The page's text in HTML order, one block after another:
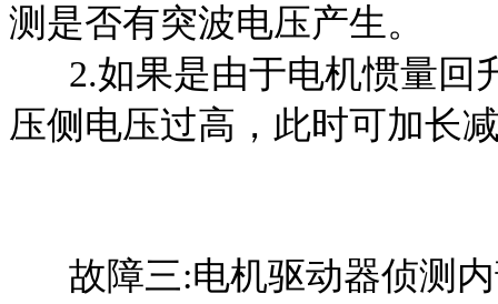
测是否有突波电压产生。
2.如果是由于电机惯量回
压侧电压过高，此时可加长
故障三:电机驱动器侦测内